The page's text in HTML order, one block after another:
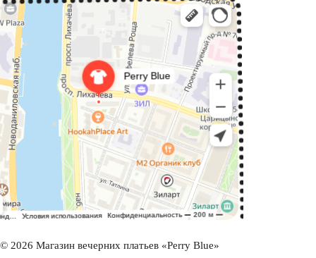
© 2026 Магазин вечерних платьев «Perry Blue»